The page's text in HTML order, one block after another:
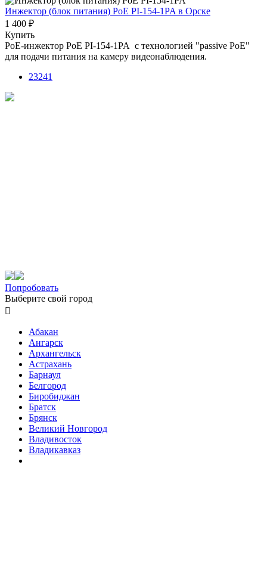
Инжектор (блок питания) PoE PI-154-1PA в Орске
1 400 ₽
Купить
РоЕ-инжектор PoE PI-154-1PA с технологией "passive PoE"
для подачи питания на камеру видеонаблюдения.
23241
Попробовать
Выберите свой город

Абакан
Ангарск
Архангельск
Астрахань
Барнаул
Белгород
Биробиджан
Братск
Брянск
Великий Новгород
Владивосток
Владикавказ